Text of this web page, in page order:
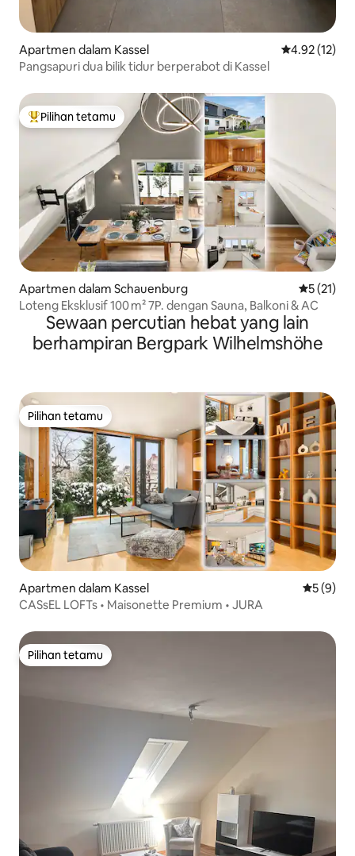
Apartmen dalam Kassel Penarafan
4.92 (12)
Pangsapuri dua bilik tidur berperabot di Kassel
Pilihan utama tetamu
Pilihan tetamu
Apartmen dalam Schauenburg
5 (21)
Loteng Eksklusif 100 m² 7P. dengan Sauna, Balkoni & AC
Sewaan percutian hebat yang lain
berhampiran Bergpark Wilhelmshöhe
Pilihan tetamu
Pilihan tetamu
Apartmen dalam Kassel
5 (9)
CASsEL LOFTs • Maisonette Premium • JURA
Pilihan tetamu
Pilihan tetamu